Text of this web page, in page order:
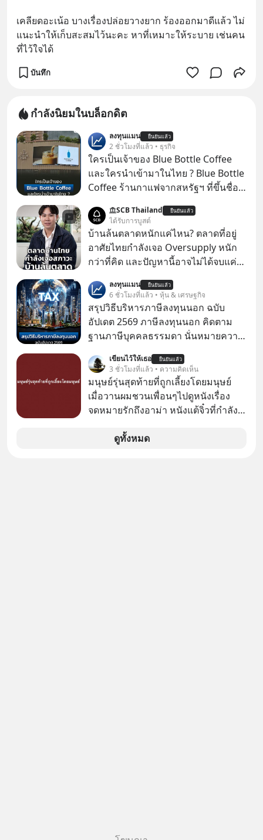
เคลียดอะเน้อ บางเรื่องปล่อยวางยาก ร้องออกมาดีแล้ว ไม่
แนะนำให้เก็บสะสมไว้นะคะ หาที่เหมาะให้ระบาย เช่นคน
ที่ไว้ใจได้
บันทึก
กำลังนิยมในบล็อกดิต
ลงทุนแมน ยืนยันแล้ว
2 ชั่วโมงที่แล้ว • ธุรกิจ
ใครเป็นเจ้าของ Blue Bottle Coffee
และใครนำเข้ามาในไทย ? Blue Bottle
Coffee ร้านกาแฟจากสหรัฐฯ ที่ขึ้นชื่อ
แรกในประเทศไทย ที่ Central Park
SCB Thailand ยืนยันแล้ว
ได้รับการบูสต์
บ้านล้นตลาดหนักแค่ไหน? ตลาดที่อยู่
อาศัยไทยกำลังเจอ Oversupply หนัก
กว่าที่คิด และปัญหานี้อาจไม่ได้จบแค่
ล้นตลาด #เศรษฐกิจไทย #EICAround
#SCBThailand สามารถดูคลิปที่
youtube ประกอบได้ที่ link :
https://youtube.com/shorts/-
xU9gYcfVJk?feature=share
ลงทุนแมน ยืนยันแล้ว
6 ชั่วโมงที่แล้ว • หุ้น & เศรษฐกิจ
สรุปวิธีบริหารภาษีลงทุนนอก ฉบับ
อัปเดต 2569 ภาษีลงทุนนอก คิดตาม
ฐานภาษีบุคคลธรรมดา นั่นหมายความ
เขียนไว้ให้เธอ ยืนยันแล้ว
3 ชั่วโมงที่แล้ว • ความคิดเห็น
มนุษย์รุ่นสุดท้ายที่ถูกเลี้ยงโดยมนุษย์
เมื่อวานผมชวนเพื่อนๆไปดูหนังเรื่อง
จดหมายรักถึงอาม่า หนังแต้จิ๋วที่กำลัง
ป๊าผมเห็นโปสเตอร์หนังเรื่องนี้หลาย
ดูทั้งหมด